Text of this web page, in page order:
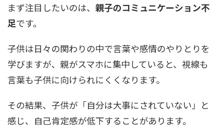
まず注目したいのは、 親子のコミュニケーション不
足です。
子供は日々の関わりの中で言葉や感情のやりとりを
学びますが、親がスマホに集中していると、視線も
言葉も子供に向けられにくくなります。
その結果、子供が「自分は大事にされていない」と
感じ、自己肯定感が低下することがあります。